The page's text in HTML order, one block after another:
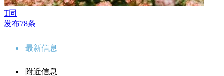
T同
发布78条
最新信息
附近信息